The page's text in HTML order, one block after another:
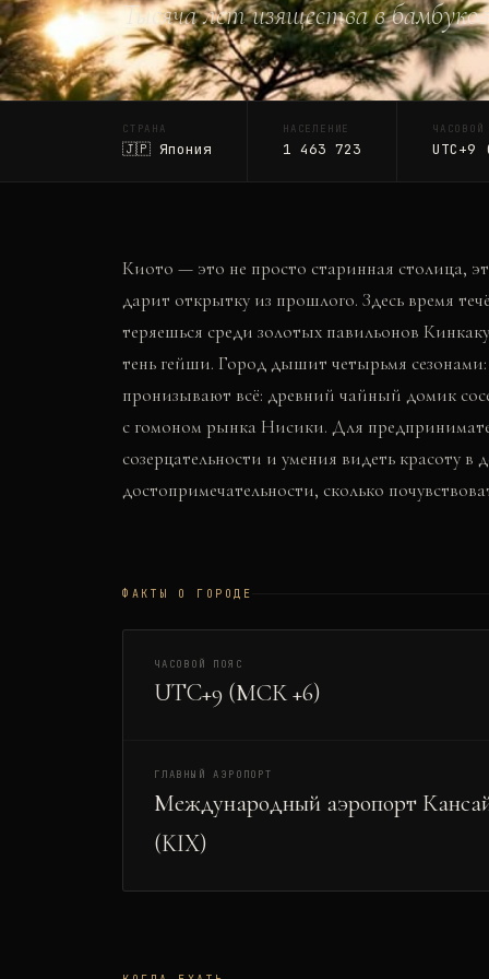
Тысяча лет изящества в
СТРАНА
🇯🇵 Япония
НАСЕЛЕНИЕ
1 463 723
Киото — это не просто старинная столица,
дарит открытку из прошлого. Здесь время
теряешься среди золотых павильонов
тень гейши. Город дышит четырьмя
пронизывают всё: древний чайный домик
с гомоном рынка Нисики. Для
созерцательности и умения видеть красоту в
достопримечательности, сколько
ФАКТЫ О ГОРОДЕ
ЧАСОВОЙ ПОЯС
UTC+9 (МСК +6)
ГЛАВНЫЙ АЭРОПОРТ
Международный аэропорт
(KIX)